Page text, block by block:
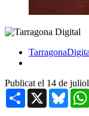
Publicat el 14 de
Share X